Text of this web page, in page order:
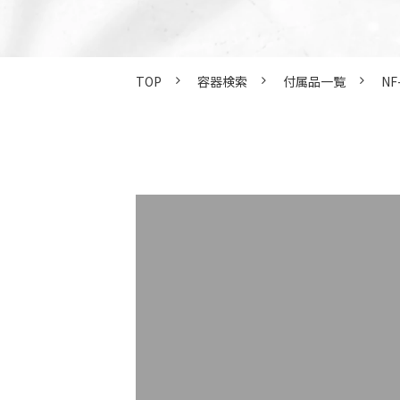
TOP 容器検索 付属品一覧